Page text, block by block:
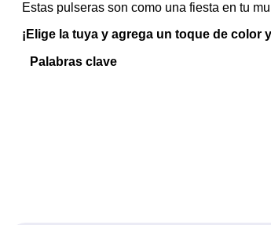
Estas pulseras son como una fiesta en tu
¡Elige la tuya y agrega un toque de color
Palabras clave